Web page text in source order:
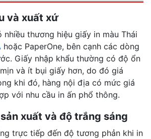
và xuất xứ
thương hiệu giấy in màu Thái
hoặc PaperOne, bên cạnh các dòng
Giấy nhập khẩu thường có độ ổn
và ít bụi giấy hơn, do đó giá
khi đó, hàng nội địa có mức giá
với nhu cầu in ấn phổ thông.
xuất và độ trắng sáng
trực tiếp đến độ tương phản khi in